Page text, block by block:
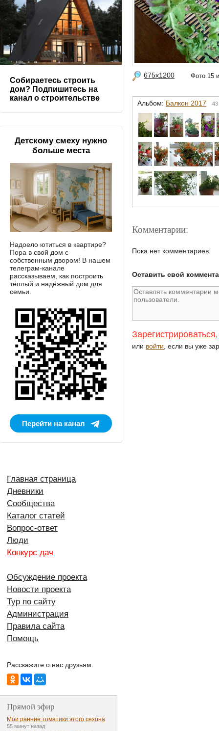
675x1200 Фото
Альбом: Балкон 2017
Комментарии:
Пока нет комментариев.
Оставить свой
Зарегистрироваться,
или войти , если вы уже
Собираетесь строить
дом? Подпишитесь на
канал о строительстве
Детскому смеху нужно
больше места
Надоело ютиться в квартире?
Пора в свой дом с
собственным двором! В нашем
телеграм-канале
рассказываем, как построить
тёплый и надёжный дом для
семьи.
Перейти на канал
Главная страница
Дневники
Сообщества
Каталог статей
Вопрос-ответ
Люди
Конкурс дач
Обсуждение проекта
Новости проекта
Тур по сайту
Администрация
Правила сайта
Помощь
Расскажите о нас друзьям:
Прямой эфир
Мои ранние томатики этого сезона
55 минут назад